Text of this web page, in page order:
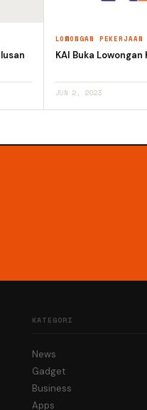
LOWONGAN PEKERJAAN
KAI Buka
JUN 2, 2023
KATEGORI
News
Gadget
Business
Apps